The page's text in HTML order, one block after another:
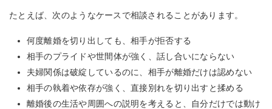
たとえば、次のようなケースで相談されることがあります。
何度離婚を切り出しても、相手が拒否する
相手のプライドや世間体が強く、話し合いにならない
夫婦関係は破綻しているのに、相手が離婚だけは認めない
相手の執着や依存が強く、直接別れを切り出すと揉める
離婚後の生活や周囲への説明を考えると、自分だけでは動け